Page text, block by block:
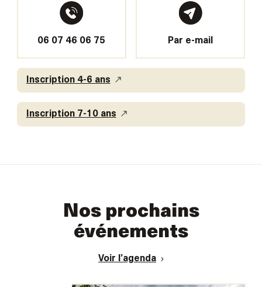
06 07 46 06 75 Par e-mail
Inscription 4-6 ans
Inscription 7-10 ans
Nos prochains
événements
Voir l’agenda